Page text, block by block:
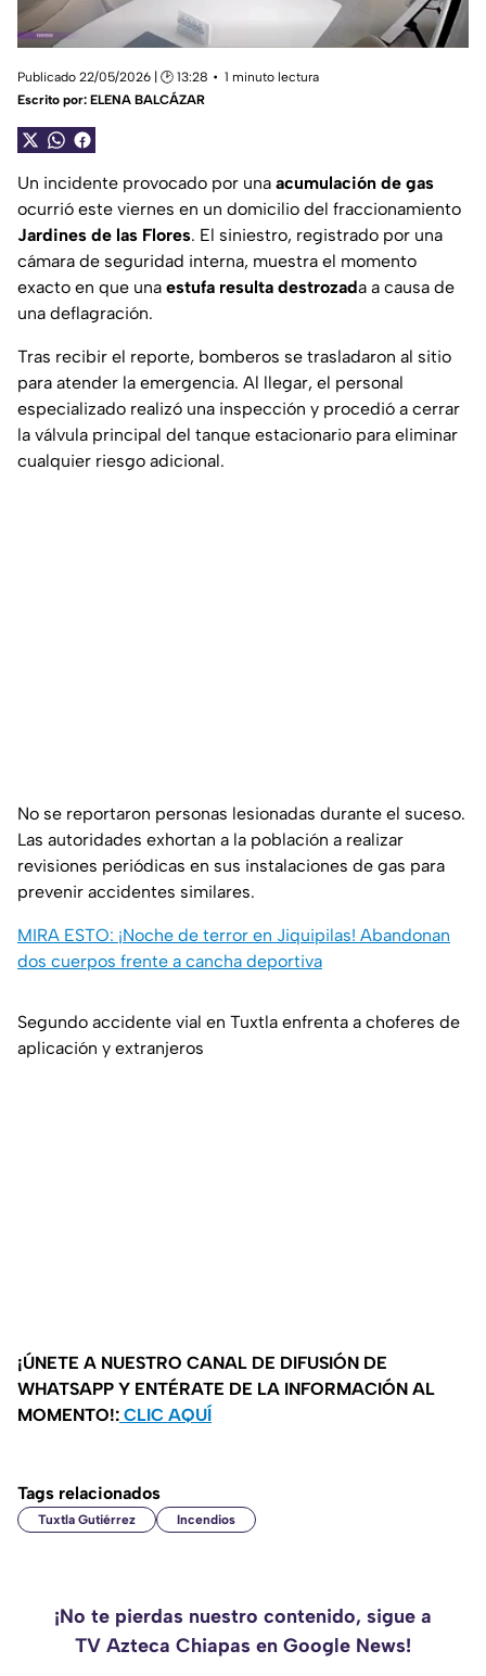
Publicado 22/05/2026 | 🕑 13:28
1 minuto lectura
Escrito por: ELENA BALCÁZAR
Un incidente provocado por una acumulación de gas
ocurrió este viernes en un domicilio del fraccionamiento
Jardines de las Flores. El siniestro, registrado por una
cámara de seguridad interna, muestra el momento
exacto en que una estufa resulta destrozada a causa de
una deflagración.
Tras recibir el reporte, bomberos se trasladaron al sitio
para atender la emergencia. Al llegar, el personal
especializado realizó una inspección y procedió a cerrar
la válvula principal del tanque estacionario para eliminar
cualquier riesgo adicional.
No se reportaron personas lesionadas durante el suceso.
Las autoridades exhortan a la población a realizar
revisiones periódicas en sus instalaciones de gas para
prevenir accidentes similares.
MIRA ESTO: ¡Noche de terror en Jiquipilas! Abandonan
dos cuerpos frente a cancha deportiva
Segundo accidente vial en Tuxtla enfrenta a choferes de
aplicación y extranjeros
¡ÚNETE A NUESTRO CANAL DE DIFUSIÓN DE
WHATSAPP Y ENTÉRATE DE LA INFORMACIÓN AL
MOMENTO!: CLIC AQUÍ
Tags relacionados
Tuxtla Gutiérrez Incendios
¡No te pierdas nuestro contenido, sigue a
TV Azteca Chiapas en Google News!